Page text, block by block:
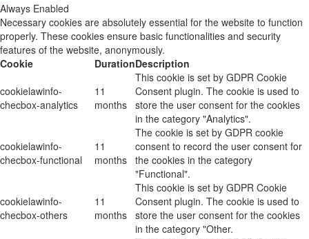
Always Enabled
Necessary cookies are absolutely essential for the website to function
properly. These cookies ensure basic functionalities and security
features of the website, anonymously.
Cookie
DurationDescription
cookielawinfo-
checbox-analytics
11
months
This cookie is set by GDPR Cookie
Consent plugin. The cookie is used to
store the user consent for the cookies
in the category "Analytics".
cookielawinfo-
checbox-functional
11
months
The cookie is set by GDPR cookie
consent to record the user consent for
the cookies in the category
"Functional".
cookielawinfo-
checbox-others
11
months
This cookie is set by GDPR Cookie
Consent plugin. The cookie is used to
store the user consent for the cookies
in the category "Other.